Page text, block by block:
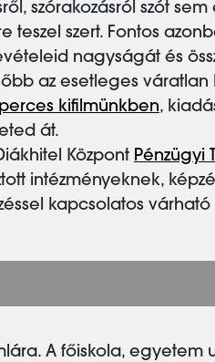
szórakozásról szót sem
teszel szert. Fontos
nagyságát és
az esetleges váratlan
kifilmünkben,
át.
Központ Pénzügyi
intézményeknek,
kapcsolatos várható
A főiskola, egyetem